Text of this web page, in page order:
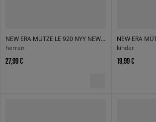
NEW ERA MÜTZE LE 920 NYY NEW YORK YANKEES WLTWHI
herren
27,99 €
kinder
19,99 €